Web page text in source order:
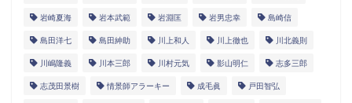
岩崎夏海 岩本武範 岩淵匡 岩男忠幸 島崎信
島田洋七 島田紳助 川上和人 川上徹也 川北義則
川嶋隆義 川本三郎 川村元気 影山明仁 志多三郎
志茂田景樹 情景師アラーキー 成毛眞 戸田智弘